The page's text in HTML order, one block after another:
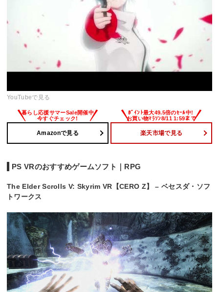
YouTubeで見る
Amazonで見る 楽天市場で見る
PS VRのおすすめゲームソフト｜RPG
The Elder Scrolls V: Skyrim VR【CERO Z】 – ベセスダ・ソフ
トワークス